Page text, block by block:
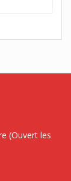
(Ouvert les